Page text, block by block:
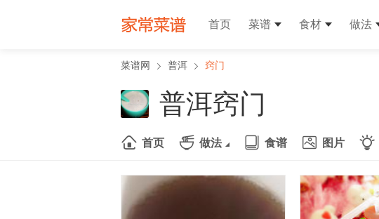
首页 菜谱 食材 做法
菜谱网 普洱 窍门
普洱窍门
首页 做法 食谱 图片